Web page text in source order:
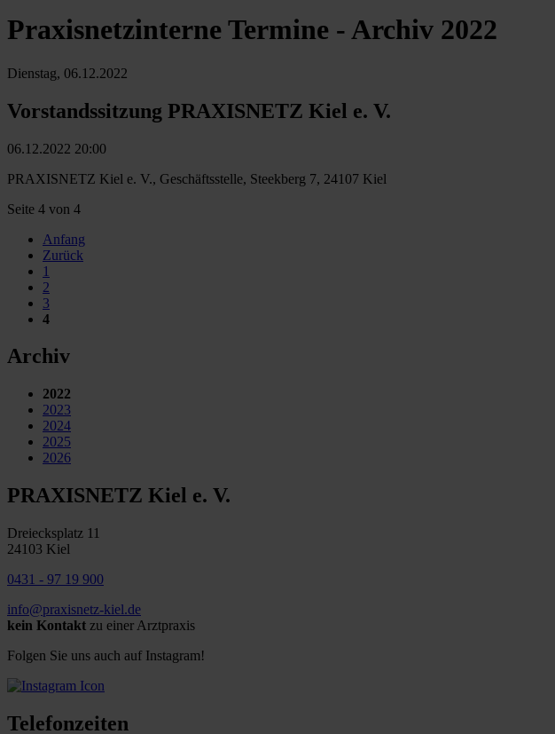
Praxisnetzinterne Termine - Archiv 2022
Dienstag, 06.12.2022
Vorstandssitzung PRAXISNETZ Kiel e. V.
06.12.2022 20:00
PRAXISNETZ Kiel e. V., Geschäftsstelle, Steekberg 7, 24107 Kiel
Seite 4 von 4
Anfang
Zurück
1
2
3
4
Archiv
2022
2023
2024
2025
2026
PRAXISNETZ Kiel e. V.
Dreiecksplatz 11
24103 Kiel
0431 - 97 19 900
info@praxisnetz-kiel.de
kein Kontakt zu einer Arztpraxis
Folgen Sie uns auch auf Instagram!
Telefonzeiten